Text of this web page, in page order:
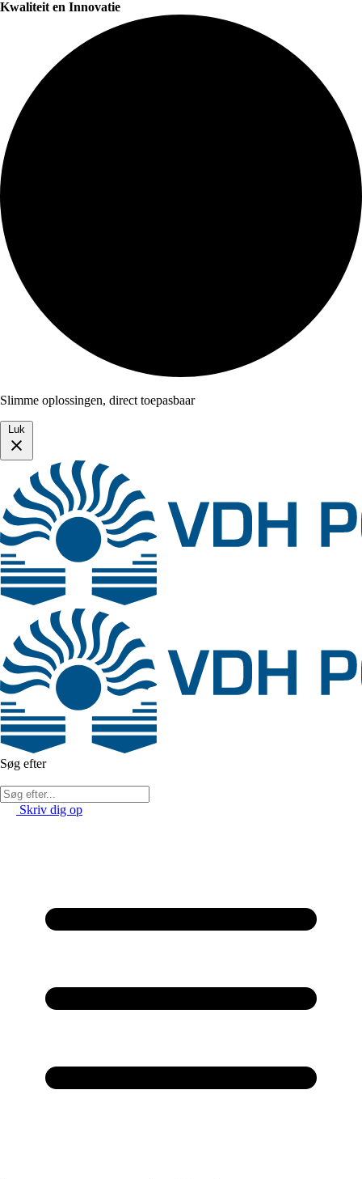
Kwaliteit en Innovatie
Slimme oplossingen, direct toepasbaar
Luk
Søg efter
Skriv dig op